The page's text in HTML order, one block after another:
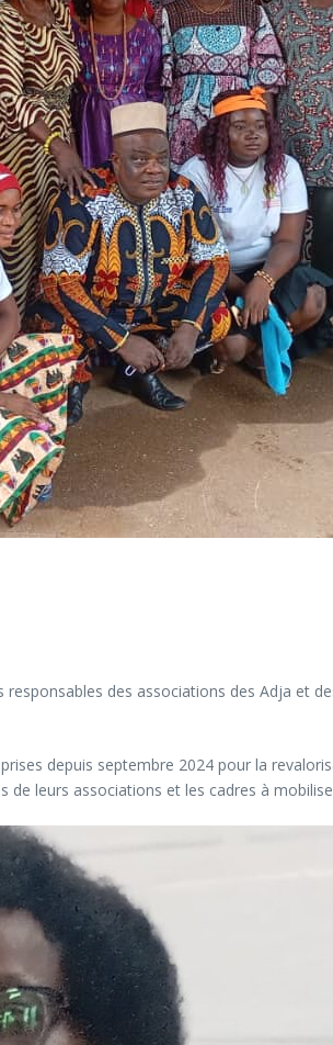
des associations des Adja et
depuis septembre 2024 pour la
leurs associations et les cadres à